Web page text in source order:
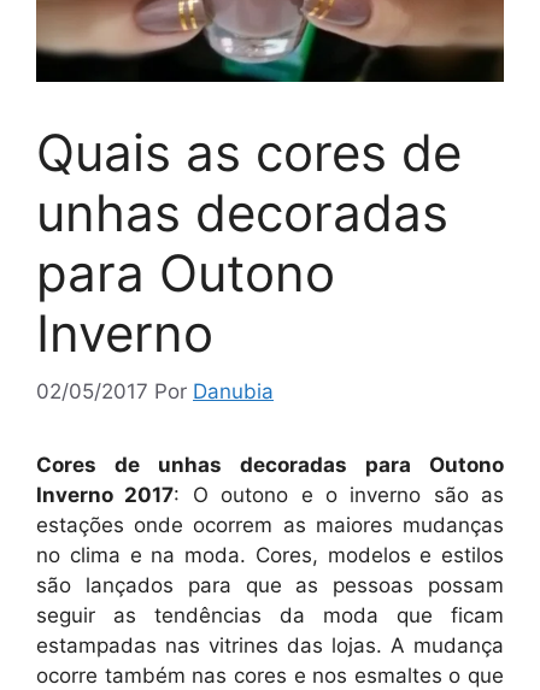
Quais as cores de
unhas decoradas
para Outono
Inverno
02/05/2017 Por Danubia
Cores de unhas decoradas para Outono
Inverno 2017: O outono e o inverno são as
estações onde ocorrem as maiores mudanças
no clima e na moda. Cores, modelos e estilos
são lançados para que as pessoas possam
seguir as tendências da moda que ficam
estampadas nas vitrines das lojas. A mudança
ocorre também nas cores e nos esmaltes o que